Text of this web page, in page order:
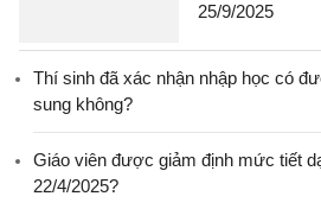
25/9/2025
Thí sinh đã xác nhận nhập học có
sung không?
Giáo viên được giảm định mức tiết
22/4/2025?